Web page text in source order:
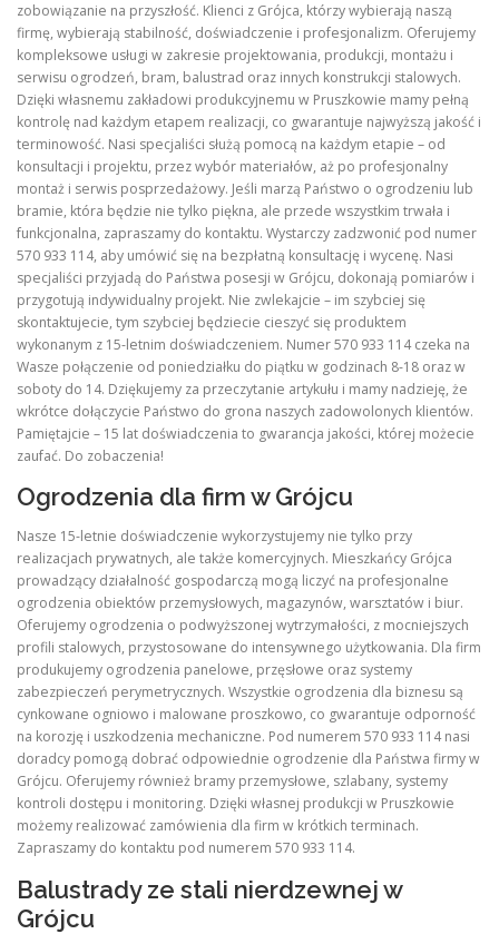
zobowiązanie na przyszłość. Klienci z Grójca, którzy wybierają naszą
firmę, wybierają stabilność, doświadczenie i profesjonalizm. Oferujemy
kompleksowe usługi w zakresie projektowania, produkcji, montażu i
serwisu ogrodzeń, bram, balustrad oraz innych konstrukcji stalowych.
Dzięki własnemu zakładowi produkcyjnemu w Pruszkowie mamy pełną
kontrolę nad każdym etapem realizacji, co gwarantuje najwyższą jakość i
terminowość. Nasi specjaliści służą pomocą na każdym etapie – od
konsultacji i projektu, przez wybór materiałów, aż po profesjonalny
montaż i serwis posprzedażowy. Jeśli marzą Państwo o ogrodzeniu lub
bramie, która będzie nie tylko piękna, ale przede wszystkim trwała i
funkcjonalna, zapraszamy do kontaktu. Wystarczy zadzwonić pod numer
570 933 114, aby umówić się na bezpłatną konsultację i wycenę. Nasi
specjaliści przyjadą do Państwa posesji w Grójcu, dokonają pomiarów i
przygotują indywidualny projekt. Nie zwlekajcie – im szybciej się
skontaktujecie, tym szybciej będziecie cieszyć się produktem
wykonanym z 15-letnim doświadczeniem. Numer 570 933 114 czeka na
Wasze połączenie od poniedziałku do piątku w godzinach 8-18 oraz w
soboty do 14. Dziękujemy za przeczytanie artykułu i mamy nadzieję, że
wkrótce dołączycie Państwo do grona naszych zadowolonych klientów.
Pamiętajcie – 15 lat doświadczenia to gwarancja jakości, której możecie
zaufać. Do zobaczenia!
Ogrodzenia dla firm w Grójcu
Nasze 15-letnie doświadczenie wykorzystujemy nie tylko przy
realizacjach prywatnych, ale także komercyjnych. Mieszkańcy Grójca
prowadzący działalność gospodarczą mogą liczyć na profesjonalne
ogrodzenia obiektów przemysłowych, magazynów, warsztatów i biur.
Oferujemy ogrodzenia o podwyższonej wytrzymałości, z mocniejszych
profili stalowych, przystosowane do intensywnego użytkowania. Dla firm
produkujemy ogrodzenia panelowe, przęsłowe oraz systemy
zabezpieczeń perymetrycznych. Wszystkie ogrodzenia dla biznesu są
cynkowane ogniowo i malowane proszkowo, co gwarantuje odporność
na korozję i uszkodzenia mechaniczne. Pod numerem 570 933 114 nasi
doradcy pomogą dobrać odpowiednie ogrodzenie dla Państwa firmy w
Grójcu. Oferujemy również bramy przemysłowe, szlabany, systemy
kontroli dostępu i monitoring. Dzięki własnej produkcji w Pruszkowie
możemy realizować zamówienia dla firm w krótkich terminach.
Zapraszamy do kontaktu pod numerem 570 933 114.
Balustrady ze stali nierdzewnej w
Grójcu